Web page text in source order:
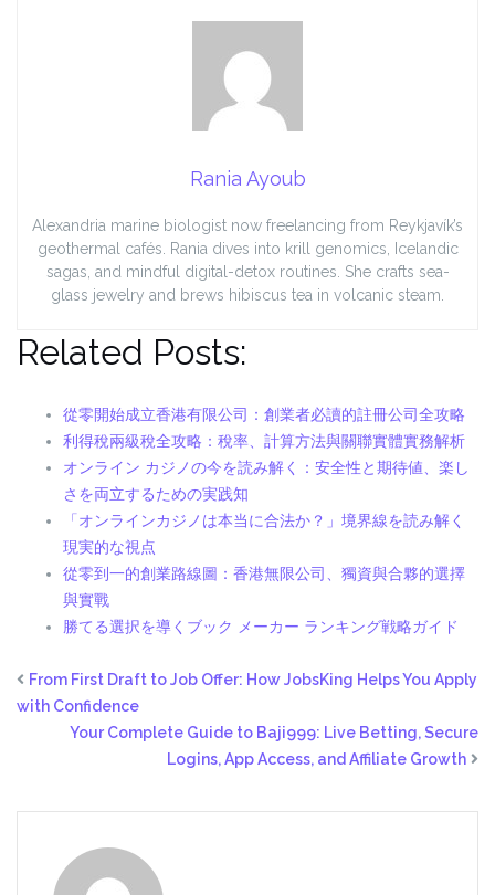
Rania Ayoub
Alexandria marine biologist now freelancing from Reykjavík’s
geothermal cafés. Rania dives into krill genomics, Icelandic
sagas, and mindful digital-detox routines. She crafts sea-
glass jewelry and brews hibiscus tea in volcanic steam.
Related Posts:
從零開始成立香港有限公司：創業者必讀的註冊公司全攻略
利得稅兩級稅全攻略：稅率、計算方法與關聯實體實務解析
オンライン カジノの今を読み解く：安全性と期待値、楽し
さを両立するための実践知
「オンラインカジノは本当に合法か？」境界線を読み解く
現実的な視点
從零到一的創業路線圖：香港無限公司、獨資與合夥的選擇
與實戰
勝てる選択を導くブック メーカー ランキング戦略ガイド
From First Draft to Job Offer: How JobsKing Helps You Apply
with Confidence
Your Complete Guide to Baji999: Live Betting, Secure
Logins, App Access, and Affiliate Growth